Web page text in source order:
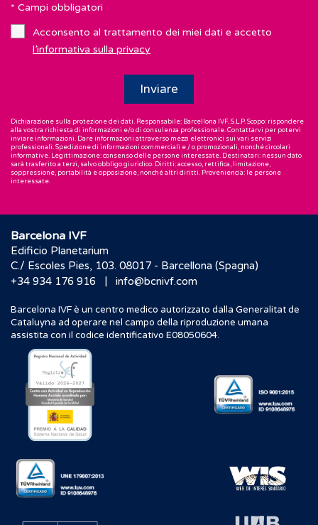
* Campi obbligatori
Acconsento al trattamento dei miei dati e accetto
l’informativa sulla privacy
Dichiarazione sulla protezione dei dati. Responsabile: Barcellona IVF, S.L.P. Scopo: rispondere
alla vostra richiesta di informazioni e/o di consulenza professionale. Contattarvi per potervi
inviare informazioni. Dare informazioni attraverso mezzi elettronici sui vari servizi
professionali. Spedizione di informazioni commerciali e / o promozionali, nonché circolari
informative. Legittimazione: consenso delle persone interessate. Destinatari: nessun dato
sarà trasferito a terzi, salvo obbligo giuridico. Diritti: accesso, rettifica, limitazione,
soppressione, portabilità e opposizione, nonché altri diritti. Proveniencia: le persone
interessate.
Barcelona IVF
Edificio Planetarium
C./ Escoles Pies, 103. 08017 - Barcellona (Spagna)
+34 934 176 916
| info@bcnivf.com
Barcelona IVF è un centro medico autorizzato dalla Generalitat de
Cataluyna ad operare nel campo della riproduzione umana
assistita con il codice identificativo E08050604.